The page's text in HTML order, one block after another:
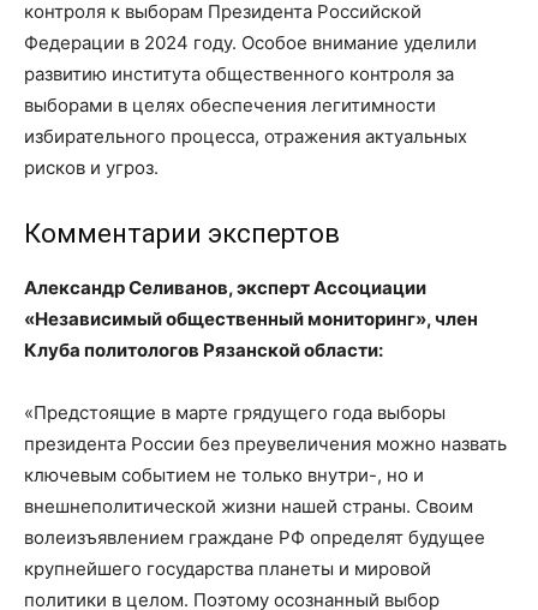
контроля к выборам Президента Российской
Федерации в 2024 году. Особое внимание уделили
развитию института общественного контроля за
выборами в целях обеспечения легитимности
избирательного процесса, отражения актуальных
рисков и угроз.
Комментарии экспертов
Александр Селиванов, эксперт Ассоциации
«Независимый общественный мониторинг», член
Клуба политологов Рязанской области:
«Предстоящие в марте грядущего года выборы
президента России без преувеличения можно назвать
ключевым событием не только внутри-, но и
внешнеполитической жизни нашей страны. Своим
волеизъявлением граждане РФ определят будущее
крупнейшего государства планеты и мировой
политики в целом. Поэтому осознанный выбор